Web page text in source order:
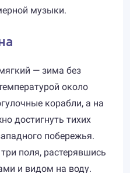
музыки.
— зима без
около
корабли, а на
достигнуть тихих
побережья.
поля, растерявшись
и видом на воду.